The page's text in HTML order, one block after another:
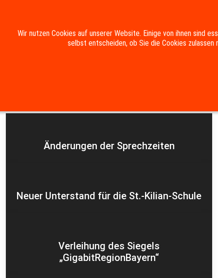
Impressum Datenschutzerklärung
Änderungen der Sprechzeiten
Neuer Unterstand für die St.-Kilian-Schule
Verleihung des Siegels
„GigabitRegionBayern“
Wir nutzen Cookies auf unserer Website. Einige von ihnen sind
selbst entscheiden, ob Sie die Cookies